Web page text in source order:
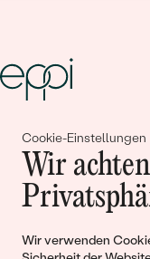
Cookie-Einstellungen
Wir
Wir verwenden
Liebe